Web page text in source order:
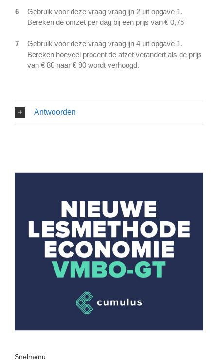
6
Gebruik voor deze vraag vraaglijn 2 uit opgave 1.
Bereken de omzet per dag bij een prijs van € 0,75
7
Gebruik voor deze vraag vraaglijn 4 uit opgave 1.
Bereken hoeveel procent de afzet verandert als de prijs
van € 80 naar € 90 wordt verhoogd.
Antwoorden
Snelmenu